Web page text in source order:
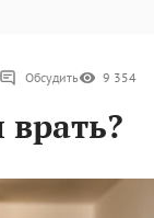
Обсудить 9 354